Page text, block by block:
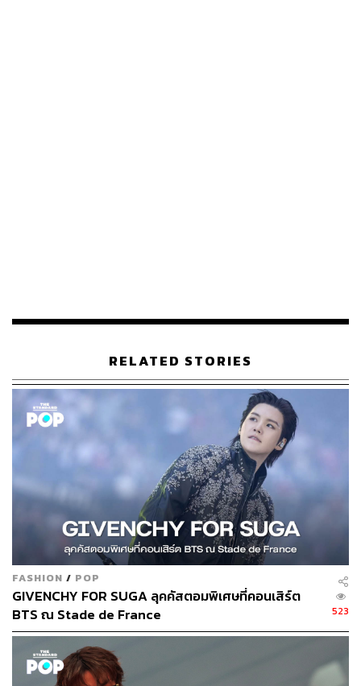
RELATED STORIES
FASHION / POP
GIVENCHY FOR SUGA ลุคคัสตอมพิเศษที่คอนเสิร์ต
BTS ณ Stade de France
523